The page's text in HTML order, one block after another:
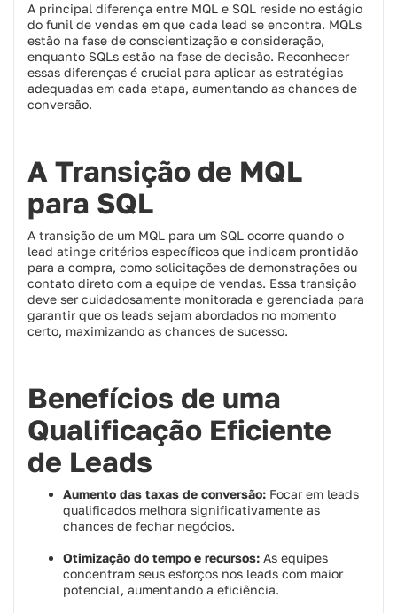
A principal diferença entre MQL e SQL reside no estágio
do funil de vendas em que cada lead se encontra. MQLs
estão na fase de conscientização e consideração,
enquanto SQLs estão na fase de decisão. Reconhecer
essas diferenças é crucial para aplicar as estratégias
adequadas em cada etapa, aumentando as chances de
conversão.​
A Transição de MQL
para SQL
A transição de um MQL para um SQL ocorre quando o
lead atinge critérios específicos que indicam prontidão
para a compra, como solicitações de demonstrações ou
contato direto com a equipe de vendas. Essa transição
deve ser cuidadosamente monitorada e gerenciada para
garantir que os leads sejam abordados no momento
certo, maximizando as chances de sucesso.​
Benefícios de uma
Qualificação Eficiente
de Leads
Aumento das taxas de conversão: Focar em leads
qualificados melhora significativamente as
chances de fechar negócios.
Otimização do tempo e recursos: As equipes
concentram seus esforços nos leads com maior
potencial, aumentando a eficiência.